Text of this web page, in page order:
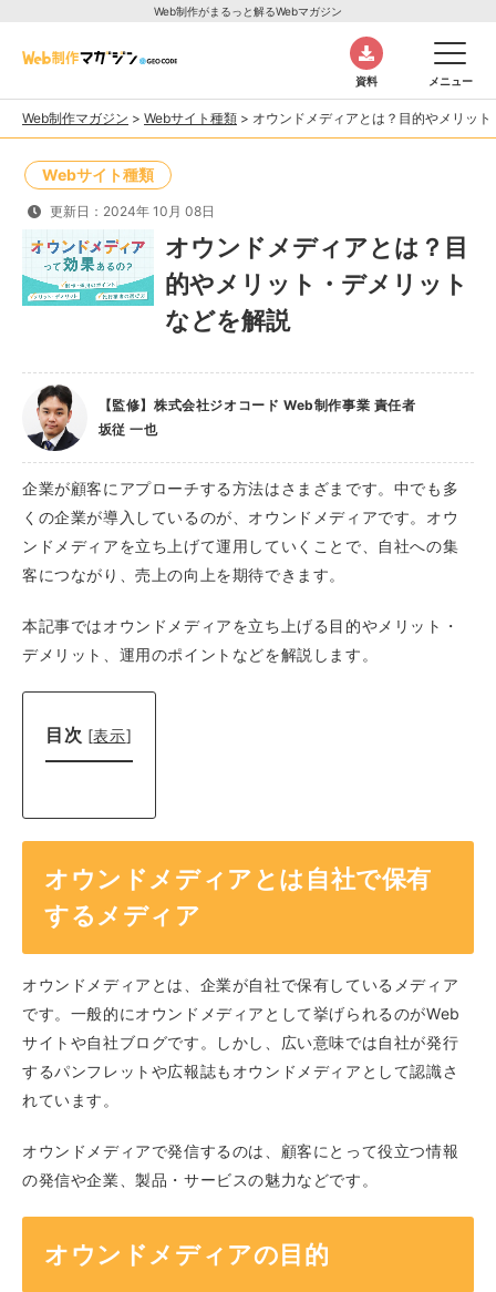
Web制作がまるっと解るWebマガジン
資料 メニュー
Web制作マガジン > Webサイト種類 > オウンドメディアとは？目的やメリッ
Webサイト種類
更新日：2024年 10月 08日
オウンドメディアとは？目
的やメリット・デメリット
などを解説
【監修】株式会社ジオコード Web制作事業 責任者
坂従 一也
企業が顧客にアプローチする方法はさまざまです。中でも多
くの企業が導入しているのが、オウンドメディアです。オウ
ンドメディアを立ち上げて運用していくことで、自社への集
客につながり、売上の向上を期待できます。
本記事ではオウンドメディアを立ち上げる目的やメリット・
デメリット、運用のポイントなどを解説します。
目次 [表示]
オウンドメディアとは自社で保有
するメディア
オウンドメディアとは、企業が自社で保有しているメディア
です。一般的にオウンドメディアとして挙げられるのがWeb
サイトや自社ブログです。しかし、広い意味では自社が発行
するパンフレットや広報誌もオウンドメディアとして認識さ
れています。
オウンドメディアで発信するのは、顧客にとって役立つ情報
の発信や企業、製品・サービスの魅力などです。
オウンドメディアの目的